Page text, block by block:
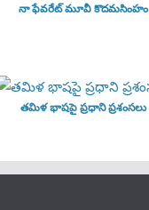
నా ఫేవరేట్ మూవీ కొదమసింహం
తమిళ భాషపై ప్రధాని ప్రశంసలు